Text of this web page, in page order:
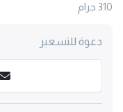
310 جرام
دعوة للتسعير